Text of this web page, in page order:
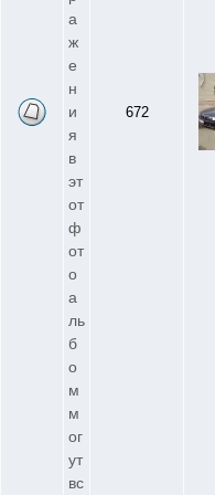
а
ж
е
н
и
я
в
эт
от
ф
от
о
а
ль
б
о
м
м
ог
ут
вс
672